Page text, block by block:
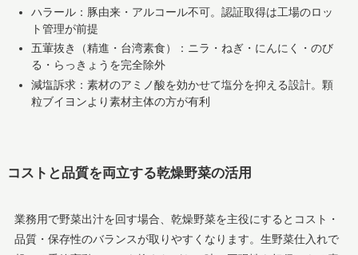
ハラール：豚由来・アルコール不可。認証取得は工場のロッ
ト管理が前提
五葷抜き（精進・台湾素食）：ニラ・ねぎ・にんにく・のび
る・らっきょうを完全除外
減塩訴求：素材のアミノ酸を効かせて塩分を抑える設計。顆
粒ブイヨンより素材主体の方が有利
コストと品質を両立する乾燥野菜の活用
業務用で野菜出汁を回す場合、乾燥野菜を主役にするとコスト・
品質・保存性のバランスが取りやすくなります。生野菜仕入れで